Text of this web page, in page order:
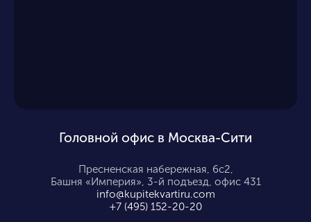
Головной офис в Москва-Сити
Пресненская набережная, 6с2,
Башня «Империя», 3-й подъезд, офис 431
info@kupitekvartiru.com
+7 (495) 152-20-20